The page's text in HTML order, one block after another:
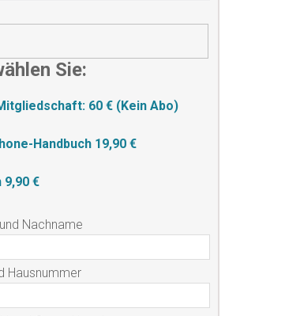
Sie:
60 € (Kein Abo)
Handbuch 19,90 €
9,90 €
Nachname
Hausnummer